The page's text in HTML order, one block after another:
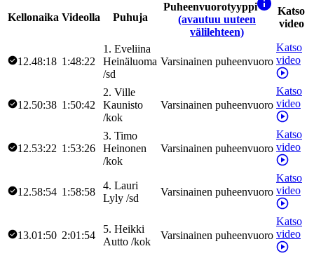
Kellonaika Videolla Puhuja
Puheenvuorotyyppi
(avautuu uuteen
välilehteen)
Katso
video
12.48:18 1:48:22
1 . Eveliina
Heinäluoma
/sd
Varsinainen puheenvuoro
Katso
video
12.50:38 1:50:42
2. Ville
Kaunisto
/kok
Varsinainen puheenvuoro
Katso
video
12.53:22 1:53:26
3. Timo
Heinonen
/kok
Varsinainen puheenvuoro
Katso
video
12.58:54 1:58:58
4. Lauri
Lyly /sd
Varsinainen puheenvuoro
Katso
video
13.01:50 2:01:54
5. Heikki
Autto /kok
Varsinainen puheenvuoro
Katso
video